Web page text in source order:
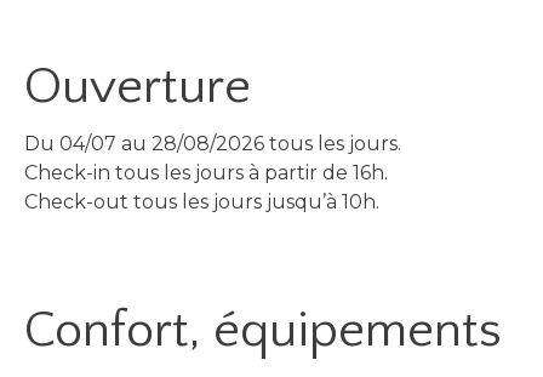
Ouverture
Du 04/07 au 28/08/2026 tous les jours.
Check-in tous les jours à partir de 16h.
Check-out tous les jours jusqu’à 10h.
Confort, équipements